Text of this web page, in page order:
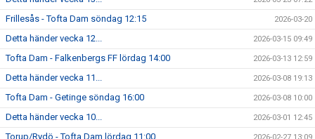
Frillesås - Tofta Dam söndag 12:15 2026-03-20
Detta händer vecka 12... 2026-03-15 09:49
Tofta Dam - Falkenbergs FF lördag 14:00 2026-03-13 12:59
Detta händer vecka 11... 2026-03-08 19:13
Tofta Dam - Getinge söndag 16:00 2026-03-08 10:00
Detta händer vecka 10... 2026-03-01 12:45
Torup/Rydö - Tofta Dam lördag 11:00